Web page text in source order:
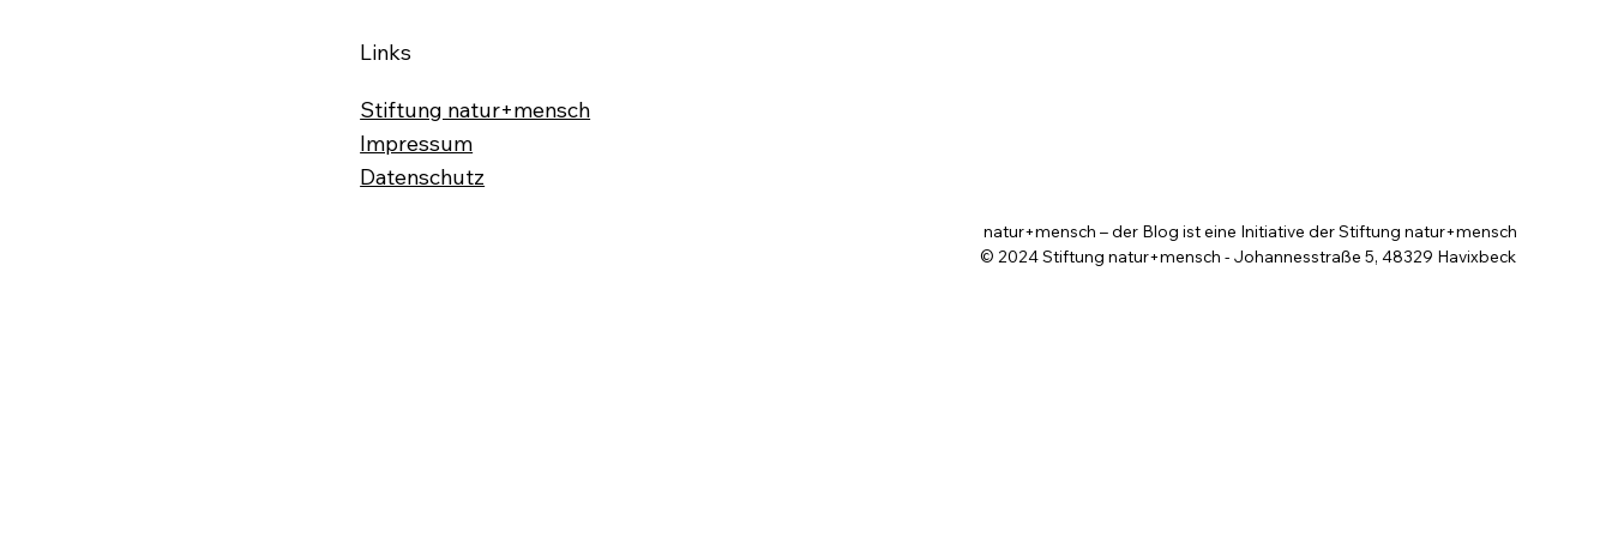
Links
Stiftung natur+mensch
Impressum
Datenschutz
natur+mensch – der Blog ist eine Initiative der Stiftung natur+mensch
© 2024 Stiftung natur+mensch - Johannesstraße 5, 48329 Havixbeck